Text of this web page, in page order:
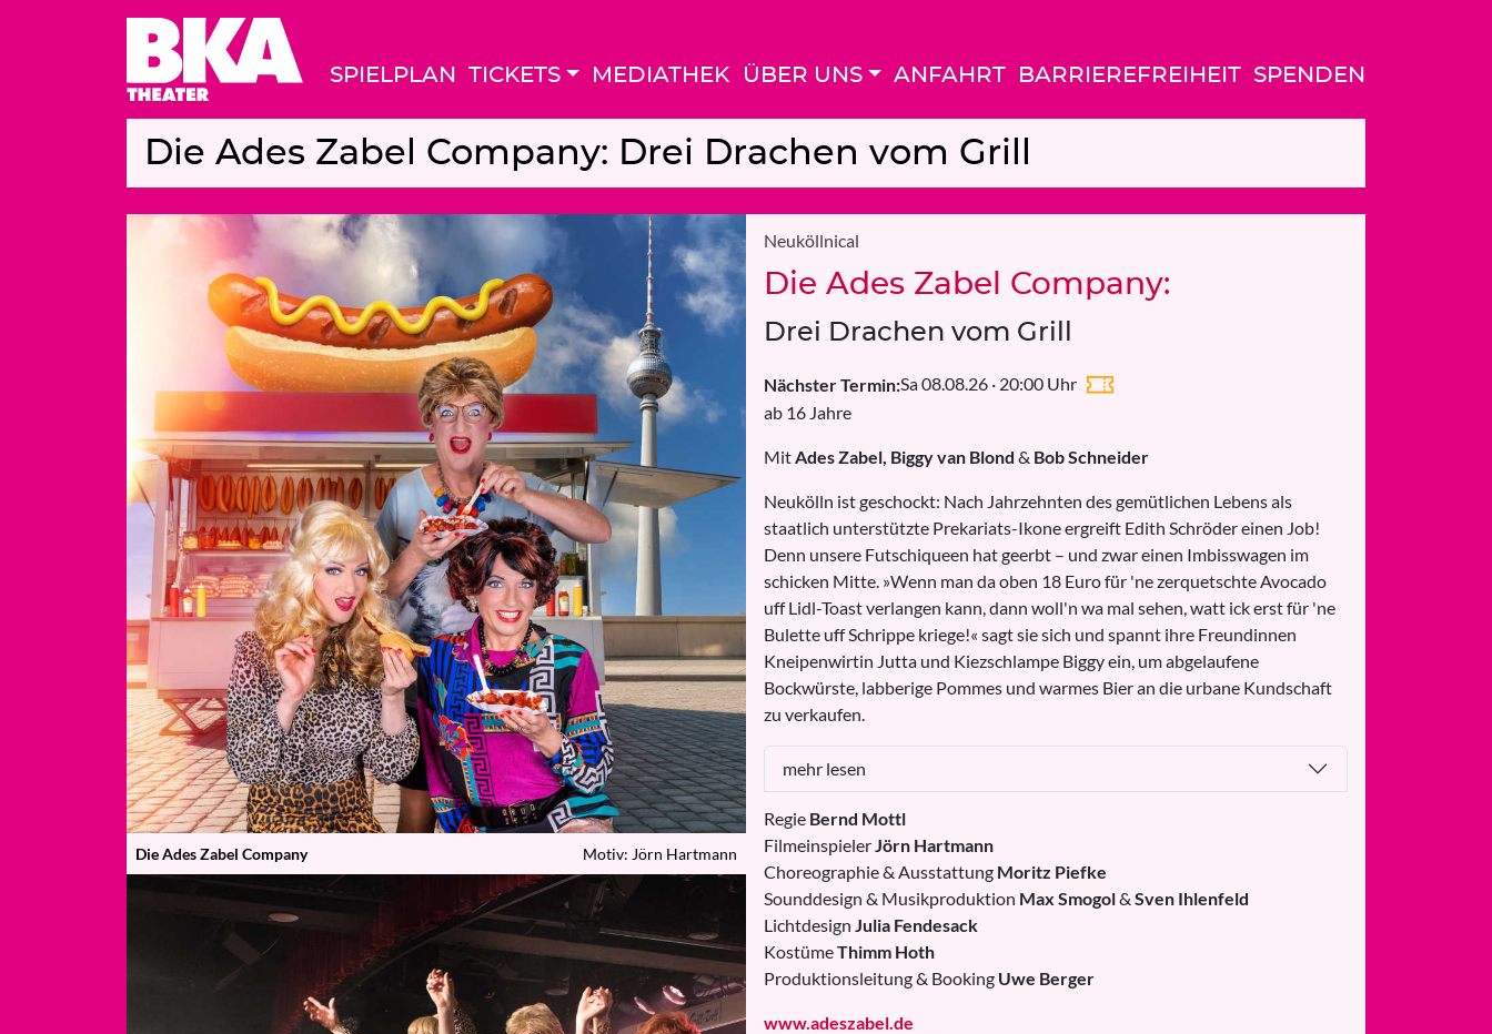
SPIELPLAN TICKETS MEDIATHEK ÜBER UNS ANFAHRT BARRIEREFREIHEIT SPENDEN
Die Ades Zabel Company: Drei Drachen vom Grill
Die Ades Zabel Company Motiv: Jörn Hartmann
Neuköllnical
Die Ades Zabel Company:
Drei Drachen vom Grill
Nächster Termin:Sa 08.08.26 · 20:00 Uhr
ab 16 Jahre
MitAdes Zabel, Biggy van Blond & Bob Schneider
Neukölln ist geschockt: Nach Jahrzehnten des gemütlichen Lebens als
staatlich unterstützte Prekariats-Ikone ergreift Edith Schröder einen Job!
Denn unsere Futschiqueen hat geerbt – und zwar einen Imbisswagen im
schicken Mitte. »Wenn man da oben 18 Euro für 'ne zerquetschte Avocado
uff Lidl-Toast verlangen kann, dann woll'n wa mal sehen, watt ick erst für 'ne
Bulette uff Schrippe kriege!« sagt sie sich und spannt ihre Freundinnen
Kneipenwirtin Jutta und Kiezschlampe Biggy ein, um abgelaufene
Bockwürste, labberige Pommes und warmes Bier an die urbane Kundschaft
zu verkaufen.
mehr lesen
Regie Bernd Mottl
FilmeinspielerJörn Hartmann
Choreographie & Ausstattung Moritz Piefke
Sounddesign & Musikproduktion Max Smogol& Sven Ihlenfeld
Lichtdesign Julia Fendesack
KostümeThimm Hoth
Produktionsleitung & Booking Uwe Berger
www.adeszabel.de